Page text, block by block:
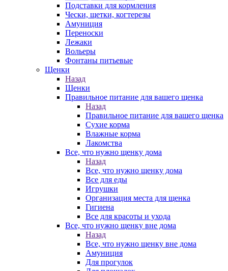
Подставки для кормления
Чески, щетки, когтерезы
Амуниция
Переноски
Лежаки
Вольеры
Фонтаны питьевые
Щенки
Назад
Щенки
Правильное питание для вашего щенка
Назад
Правильное питание для вашего щенка
Сухие корма
Влажные корма
Лакомства
Все, что нужно щенку дома
Назад
Все, что нужно щенку дома
Все для еды
Игрушки
Организация места для щенка
Гигиена
Все для красоты и ухода
Все, что нужно щенку вне дома
Назад
Все, что нужно щенку вне дома
Амуниция
Для прогулок